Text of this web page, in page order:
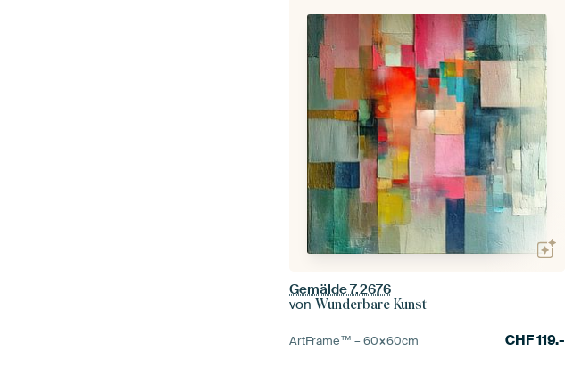
Gemälde 7.2676
vonWunderbare Kunst
ArtFrame™ –60×60cm CHF119.-